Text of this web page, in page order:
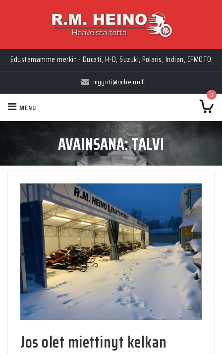
Edustamamme merkit - Ducati, H-D, Suzuki, Polaris, Indian, CFMOTO
myynti@rmheino.fi
0
MENU
AVAINSANA:TALVI
Jos olet miettinyt kelkan